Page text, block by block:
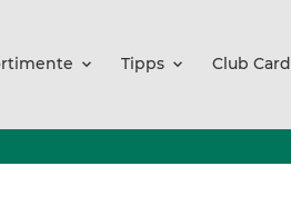
Tipps Club Card